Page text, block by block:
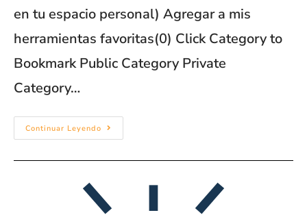
en tu espacio personal) Agregar a mis
herramientas favoritas(0) Click Category to
Bookmark Public Category Private
Category…
Continuar Leyendo